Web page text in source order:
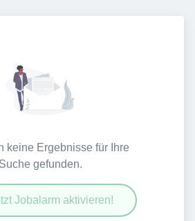
keine Ergebnisse für Ihre
Suche gefunden.
Jobalarm aktivieren!